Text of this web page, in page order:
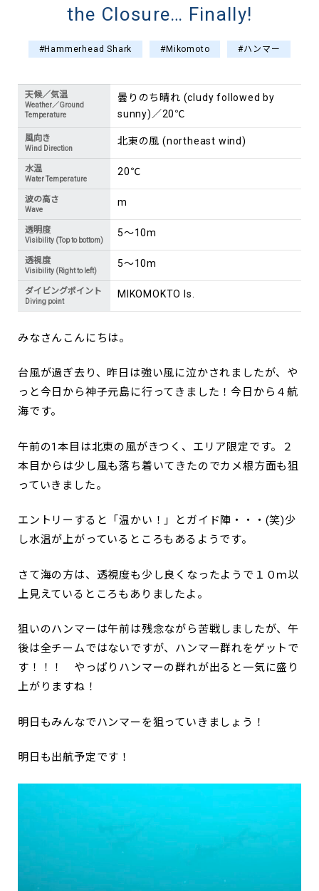
the Closure… Finally!
#Hammerhead Shark #Mikomoto #ハンマー
天候／気温
Weather／Ground
Temperature
曇りのち晴れ (cludy followed by
sunny)／20℃
風向き
Wind Direction
北東の風 (northeast wind)
水温
Water Temperature
20℃
波の高さ
Wave
m
透明度
Visibility (Top to bottom)
5～10m
透視度
Visibility (Right to left)
5～10m
ダイビングポイント
Diving point
MIKOMOKTO Is.
みなさんこんにちは。
台風が過ぎ去り、昨日は強い風に泣かされましたが、や
っと今日から神子元島に行ってきました！今日から４航
海です。
午前の1本目は北東の風がきつく、エリア限定です。２
本目からは少し風も落ち着いてきたのでカメ根方面も狙
っていきました。
エントリーすると「温かい！」とガイド陣・・・(笑)少
し水温が上がっているところもあるようです。
さて海の方は、透視度も少し良くなったようで１０ｍ以
上見えているところもありましたよ。
狙いのハンマーは午前は残念ながら苦戦しましたが、午
後は全チームではないですが、ハンマー群れをゲットで
す！！！ やっぱりハンマーの群れが出ると一気に盛り
上がりますね！
明日もみんなでハンマーを狙っていきましょう！
明日も出航予定です！